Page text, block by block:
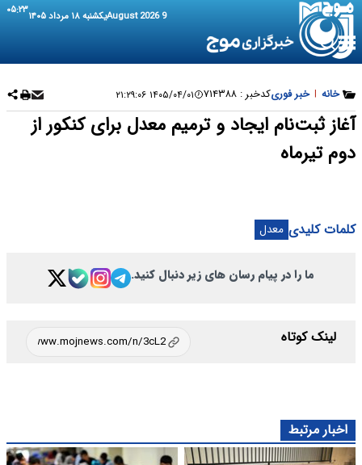
9 August 2026 یکشنبه ۱۸ مرداد ۱۴۰۵ ۰۵:۲۳
خانه | خبر فوریکدخبر : ۷۱۴۳۸۸ ۱۴۰۵/۰۴/۰۱ ۲۱:۲۹:۰۶
آغاز ثبت‌نام ایجاد و ترمیم معدل برای کنکور از
دوم تیرماه
کلمات کلیدی معدل
ما را در پیام رسان های زیر دنبال کنید.
لینک کوتاه
اخبار مرتبط